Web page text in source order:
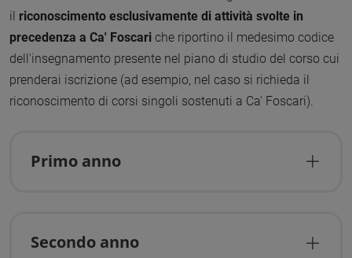
il riconoscimento esclusivamente di attività svolte in
precedenza a Ca' Foscari che riportino il medesimo codice
dell'insegnamento presente nel piano di studio del corso cui
prenderai iscrizione (ad esempio, nel caso si richieda il
riconoscimento di corsi singoli sostenuti a Ca' Foscari).
Primo anno
Secondo anno